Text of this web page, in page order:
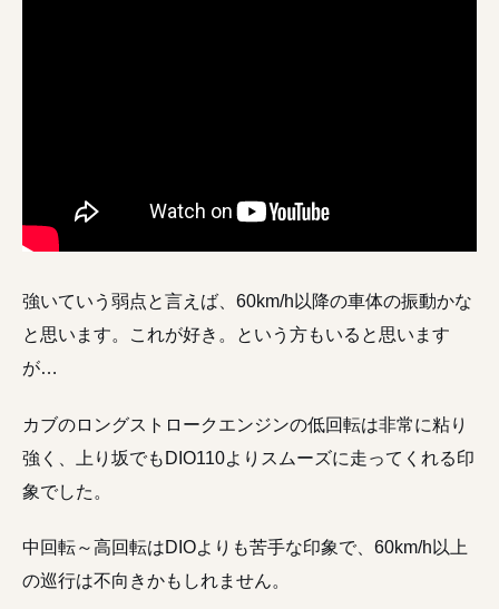
強いていう弱点と言えば、60km/h以降の車体の振動かな
と思います。これが好き。という方もいると思います
が…
カブのロングストロークエンジンの低回転は非常に粘り
強く、上り坂でもDIO110よりスムーズに走ってくれる印
象でした。
中回転～高回転はDIOよりも苦手な印象で、60km/h以上
の巡行は不向きかもしれません。